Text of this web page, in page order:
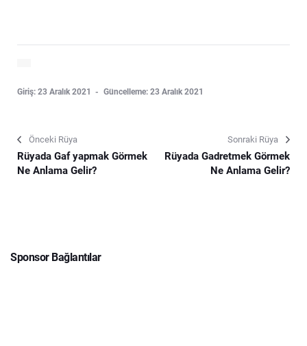
Giriş: 23 Aralık 2021 Güncelleme: 23 Aralık 2021
Önceki Rüya
Rüyada Gaf yapmak Görmek
Ne Anlama Gelir?
Sonraki Rüya
Rüyada Gadretmek Görmek
Ne Anlama Gelir?
Sponsor Bağlantılar